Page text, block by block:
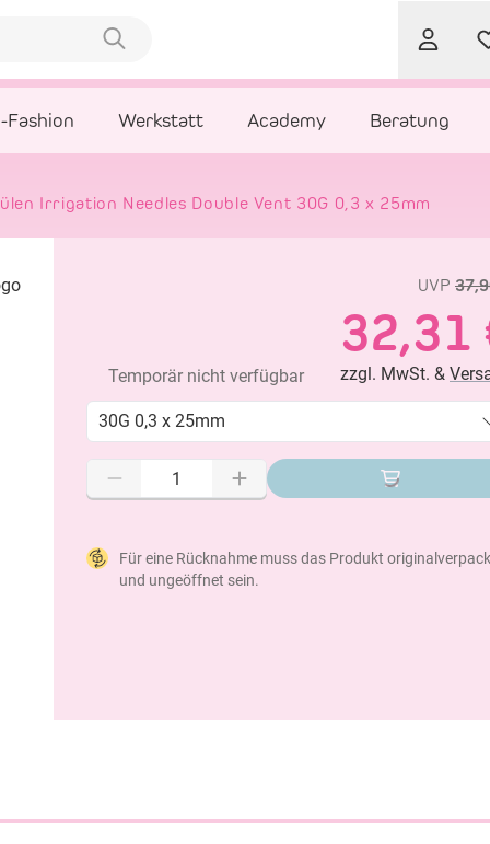
Fashion Werkstatt Academy Beratung
Irrigation Needles Double Vent 30G 0,3 x 25mm
UVP
32,31
Temporär nicht verfügbar zzgl. MwSt. &
30G 0,3 x 25mm
Für eine Rücknahme muss das Produkt
und ungeöffnet sein.